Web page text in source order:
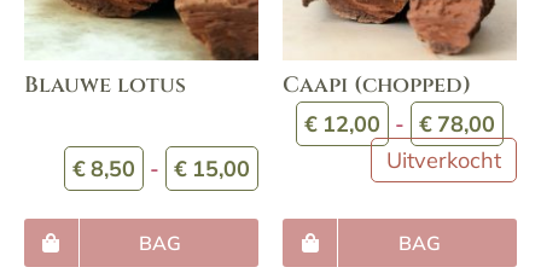
Blauwe lotus
€8,50 - € 15,00
€8,50
tot
€15,00
BAG
Caapi (chopped)
€ 12,00 - € 78,00
tot
Uitverkocht
BAG